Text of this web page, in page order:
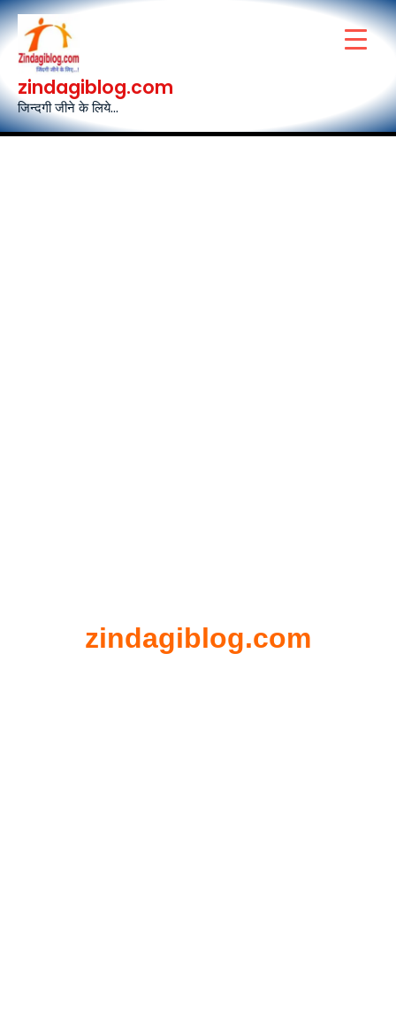
Skip
to
content
zindagiblog.com
जिन्दगी जीने के लिये...
zindagiblog.com